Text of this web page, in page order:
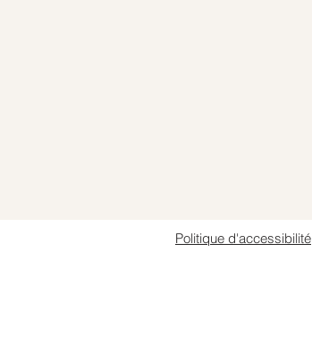
Politique d'accessibilité